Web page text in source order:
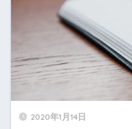
2020年1月14日